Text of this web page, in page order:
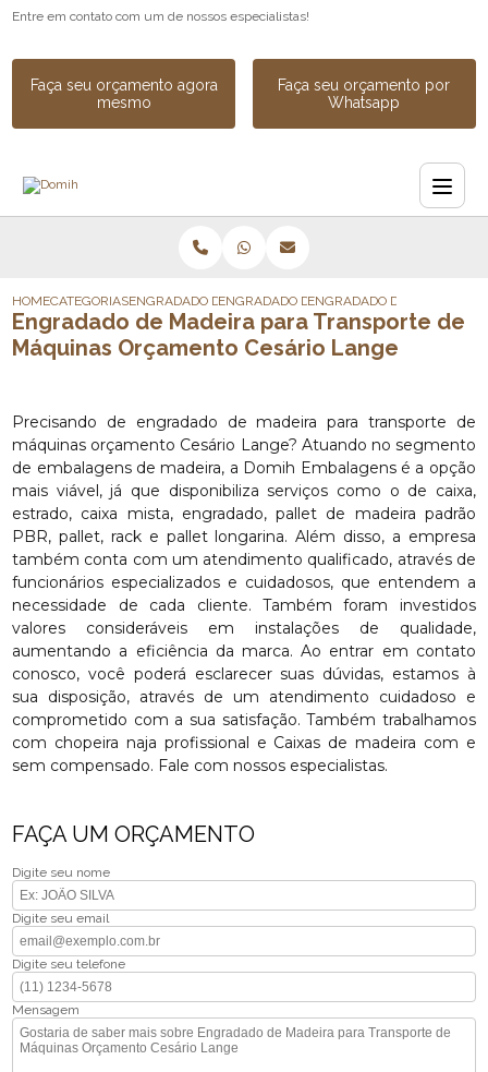
Entre em contato com um de nossos especialistas!
Faça seu orçamento agora
mesmo
Faça seu orçamento por
Whatsapp
HOMECATEGORIASENGRADADO DE MADEIRAENGRADADO DE MADEIRA PARA
ENGRADADO DE MADEIRA
Engradado de Madeira para Transporte de
Máquinas Orçamento Cesário Lange
Precisando de engradado de madeira para transporte de
máquinas orçamento Cesário Lange? Atuando no segmento
de embalagens de madeira, a Domih Embalagens é a opção
mais viável, já que disponibiliza serviços como o de caixa,
estrado, caixa mista, engradado, pallet de madeira padrão
PBR, pallet, rack e pallet longarina. Além disso, a empresa
também conta com um atendimento qualificado, através de
funcionários especializados e cuidadosos, que entendem a
necessidade de cada cliente. Também foram investidos
valores consideráveis em instalações de qualidade,
aumentando a eficiência da marca. Ao entrar em contato
conosco, você poderá esclarecer suas dúvidas, estamos à
sua disposição, através de um atendimento cuidadoso e
comprometido com a sua satisfação. Também trabalhamos
com chopeira naja profissional e Caixas de madeira com e
sem compensado. Fale com nossos especialistas.
FAÇA UM ORÇAMENTO
Digite seu nome
Digite seu email
Digite seu telefone
Mensagem